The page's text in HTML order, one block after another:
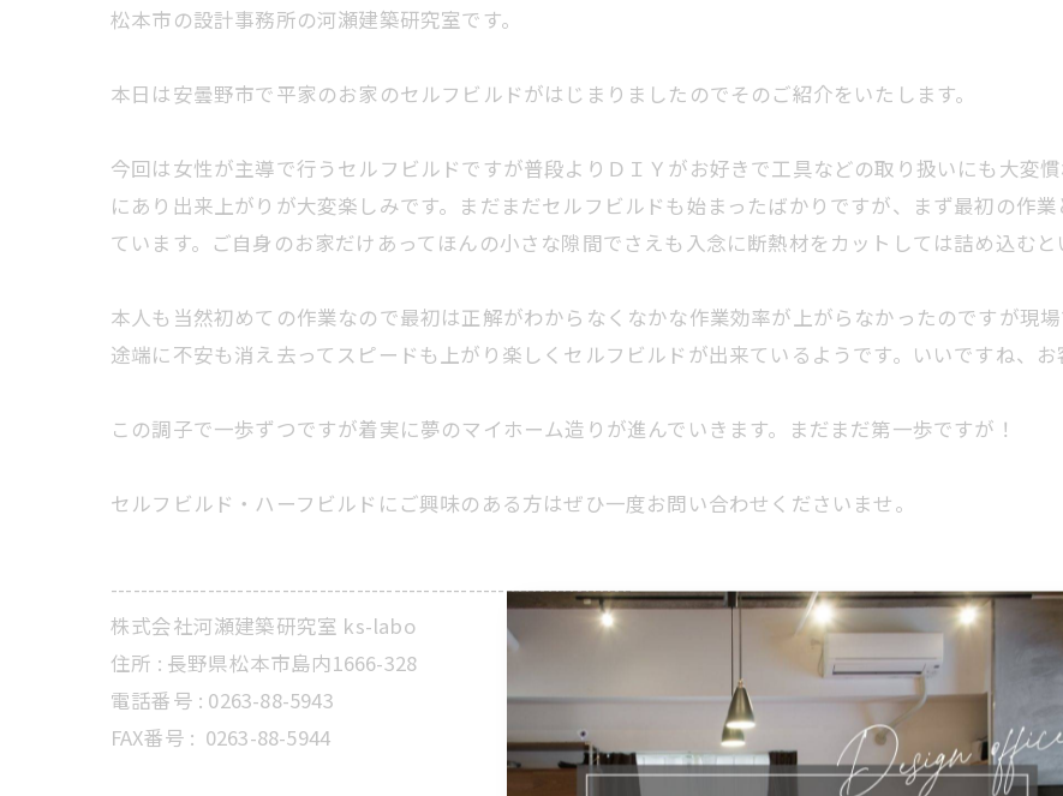
松本市の設計事務所の河瀬建築研究室です。
本日は安曇野市で平家のお家のセルフビルドがはじまりましたのでそのご紹介をいたします。
今回は女性が主導で行うセルフビルドですが普段よりＤＩＹがお好きで工具などの取り扱いにも大変
にあり出来上がりが大変楽しみです。まだまだセルフビルドも始まったばかりですが、まず最初の作
ています。ご自身のお家だけあってほんの小さな隙間でさえも入念に断熱材をカットしては詰め込むと
本人も当然初めての作業なので最初は正解がわからなくなかな作業効率が上がらなかったのですが現
途端に不安も消え去ってスピードも上がり楽しくセルフビルドが出来ているようです。いいですね、お
この調子で一歩ずつですが着実に夢のマイホーム造りが進んでいきます。まだまだ第一歩ですが！
セルフビルド・ハーフビルドにご興味のある方はぜひ一度お問い合わせくださいませ。
----------------------------------------------------------------------
株式会社河瀬建築研究室 ks-labo
住所 : 長野県松本市島内1666-328
電話番号 : 0263-88-5943
FAX番号 : 0263-88-5944